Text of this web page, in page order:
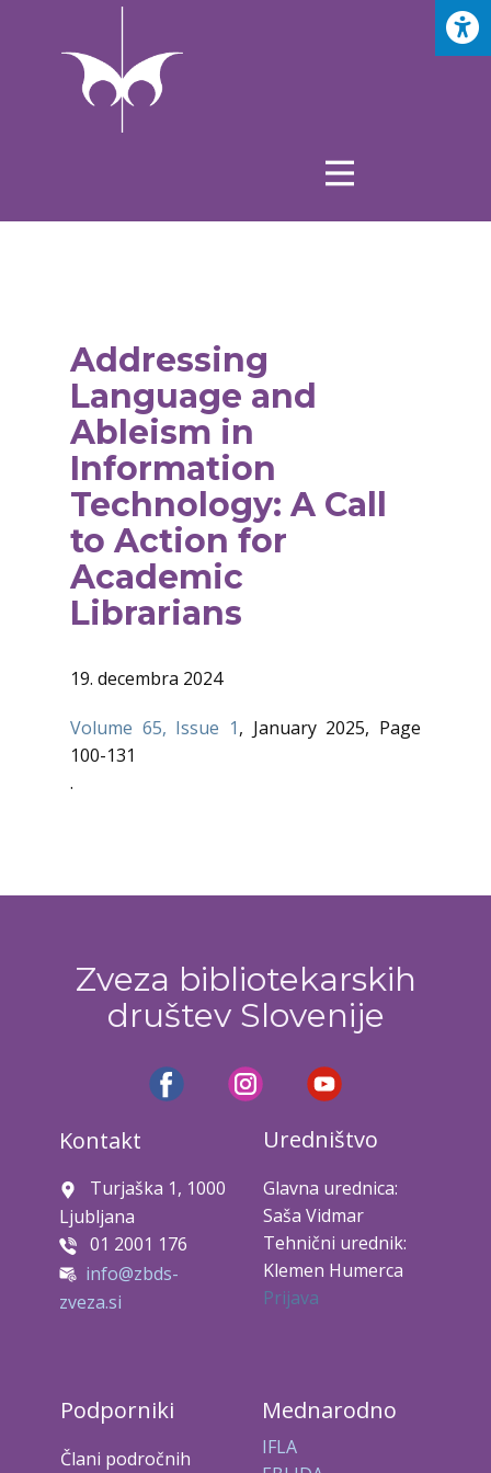
Addressing
Language and
Ableism in
Information
Technology: A Call
to Action for
Academic
Librarians
19. decembra 2024
Volume 65, Issue 1, January 2025, Page
100-131
.
Zveza bibliotekarskih
društev Slovenije
Kontakt
Turjaška 1, 1000
Ljubljana
01 2001 176
info@zbds-
zveza.si
Uredništvo
Glavna urednica:
Saša Vidmar
Tehnični urednik:
Klemen Humerca
Prijava
Podporniki
Člani področnih
Mednarodno
IFLA